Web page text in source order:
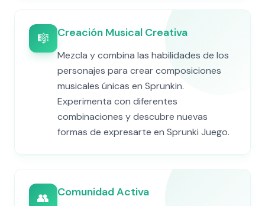
🎼 Creación Musical Creativa
Mezcla y combina las habilidades de los
personajes para crear composiciones
musicales únicas en Sprunkin.
Experimenta con diferentes
combinaciones y descubre nuevas
formas de expresarte en Sprunki Juego.
👥 Comunidad Activa